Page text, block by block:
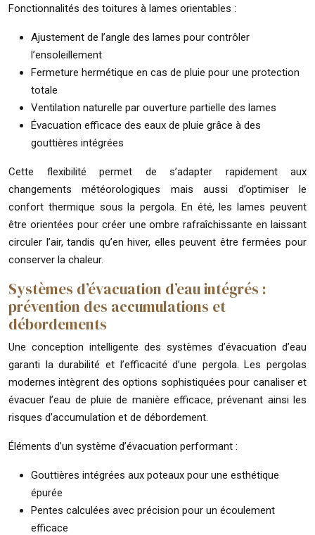
Fonctionnalités des toitures à lames orientables :
Ajustement de l’angle des lames pour contrôler
l’ensoleillement
Fermeture hermétique en cas de pluie pour une protection
totale
Ventilation naturelle par ouverture partielle des lames
Évacuation efficace des eaux de pluie grâce à des
gouttières intégrées
Cette flexibilité permet de s’adapter rapidement aux
changements météorologiques mais aussi d’optimiser le
confort thermique sous la pergola. En été, les lames peuvent
être orientées pour créer une ombre rafraîchissante en laissant
circuler l’air, tandis qu’en hiver, elles peuvent être fermées pour
conserver la chaleur.
Systèmes d’évacuation d’eau intégrés :
prévention des accumulations et
débordements
Une conception intelligente des systèmes d’évacuation d’eau
garanti la durabilité et l’efficacité d’une pergola. Les pergolas
modernes intègrent des options sophistiquées pour canaliser et
évacuer l’eau de pluie de manière efficace, prévenant ainsi les
risques d’accumulation et de débordement.
Éléments d’un système d’évacuation performant :
Gouttières intégrées aux poteaux pour une esthétique
épurée
Pentes calculées avec précision pour un écoulement
efficace